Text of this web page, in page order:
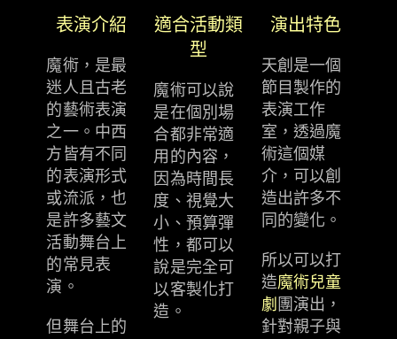
表演介紹
魔術，是最
迷人且古老
的藝術表演
之一。中西
方皆有不同
的表演形式
或流派，也
是許多藝文
活動舞台上
的常見表
演。
但舞台上的
適合活動類
型
魔術可以說
是在個別場
合都非常適
用的內容，
因為時間長
度、視覺大
小、預算彈
性，都可以
說是完全可
以客製化打
造。
演出特色
天創是一個
節目製作的
表演工作
室，透過魔
術這個媒
介，可以創
造出許多不
同的變化。
所以可以打
造魔術兒童
劇 團演出，
針對親子與